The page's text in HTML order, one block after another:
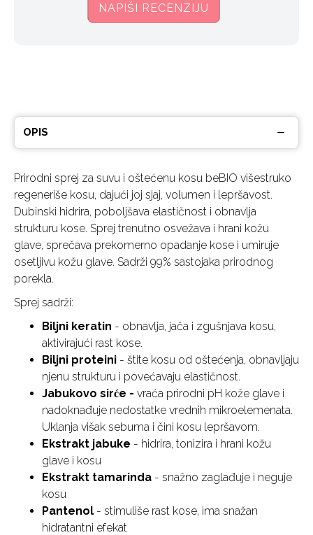
OPIS
Prirodni sprej za suvu i oštećenu kosu beBIO višestruko
regeneriše kosu, dajući joj sjaj, volumen i lepršavost.
Dubinski hidrira, poboljšava elastičnost i obnavlja
strukturu kose. Sprej trenutno osvežava i hrani kožu
glave, sprečava prekomerno opadanje kose i umiruje
osetljivu kožu glave. Sadrži 99% sastojaka prirodnog
porekla.
Sprej sadrži:
Biljni keratin - obnavlja, jača i zgušnjava kosu,
aktivirajući rast kose.
Biljni proteini - štite kosu od oštećenja, obnavljaju
njenu strukturu i povećavaju elastičnost.
Jabukovo sirće - vraća prirodni pH kože glave i
nadoknađuje nedostatke vrednih mikroelemenata.
Uklanja višak sebuma i čini kosu lepršavom.
Ekstrakt jabuke - hidrira, tonizira i hrani kožu
glave i kosu
Ekstrakt tamarinda - snažno zaglađuje i neguje
kosu
Pantenol - stimuliše rast kose, ima snažan
hidratantni efekat
NAPIŠI RECENZIJU